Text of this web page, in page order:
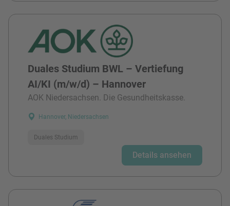
Duales Studium BWL – Vertiefung
AI/KI (m/w/d) – Hannover
AOK Niedersachsen. Die Gesundheitskasse.
Hannover, Niedersachsen
Duales Studium
Details ansehen